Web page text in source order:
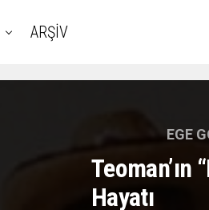
ARŞİV
EGE
Teoman’ın
Hayatı